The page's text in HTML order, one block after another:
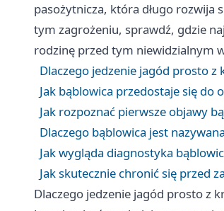
pasożytnicza, która długo rozwija
tym zagrożeniu, sprawdź, gdzie
rodzinę przed tym niewidzialnym
Dlaczego jedzenie jagód prosto z
Jak bąblowica przedostaje się
Jak rozpoznać pierwsze objawy
Dlaczego bąblowica jest
Jak wygląda diagnostyka
Jak skutecznie chronić się przed
Dlaczego jedzenie jagód prosto z